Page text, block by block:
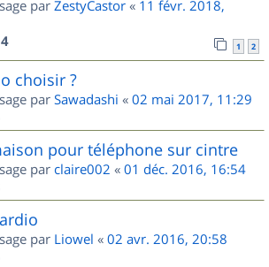
par ZestyCastor « 11 févr. 2018,
1 2
choisir ?
par Sawadashi « 02 mai 2017, 11:29
pour téléphone sur cintre
par claire002 « 01 déc. 2016, 16:54
par Liowel « 02 avr. 2016, 20:58